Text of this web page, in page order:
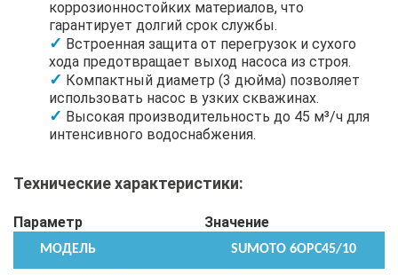
коррозионностойких материалов, что
гарантирует долгий срок службы.
Встроенная защита от перегрузок и сухого
хода предотвращает выход насоса из строя.
Компактный диаметр (3 дюйма) позволяет
использовать насос в узких скважинах.
Высокая производительность до 45 м³/ч для
интенсивного водоснабжения.
Технические характеристики:
Параметр Значение
МОДЕЛЬ SUMOTO 6OPC45/10